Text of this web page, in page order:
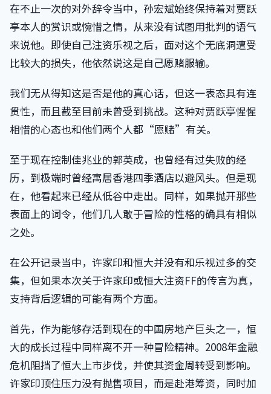
在不止一次的对外辞令当中，孙宏斌始终保持着对贾跃
亭本人的赏识或惋惜之情，从来没有试图用批判的语气
来说他。即使自己注资乐视之后，面对这个无底洞遭受
比较大的损失，他依然说这是自己愿赌服输。
我们无从得知这是否是他的真心话，但这一表态具有连
贯性，而且截至目前未曾受到挑战。这种对贾跃亭惺惺
相惜的心态也和他们两个人都“愿赌”有关。
至于现在控制佳兆业的郭英成，也曾经有过失败的经
历，到极端时曾经寓居香港四季酒店以避风头。但是现
在，他看起来已经从低谷中走出。同样，如果抛开那些
表面上的词令，他们几人敢于冒险的性格的确具有相似
之处。
在公开记录当中，许家印和恒大并没有和乐视过多的交
集，但如果本次关于许家印或恒大注资FF的传言为真，
支持背后逻辑的可能有两个方面。
首先，作为能够存活到现在的中国房地产巨头之一，恒
大的成长过程中同样离不开一种冒险精神。2008年金融
危机阻挡了恒大上市步伐，并使其资金周转受到影响。
许家印顶住压力没有抛售项目，而是赴港筹资，同时加